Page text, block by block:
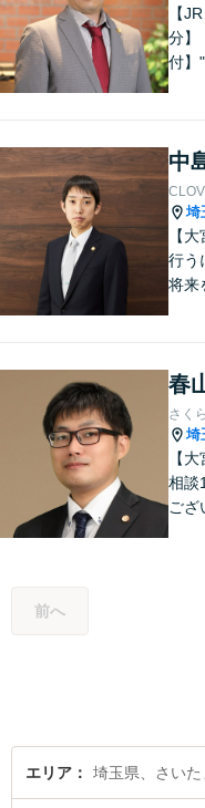
し
【
分】
付】
中
埼
【
行う
将来
春
さく
埼
【
相談
ござ
前へ
エリア 埼玉県、さい